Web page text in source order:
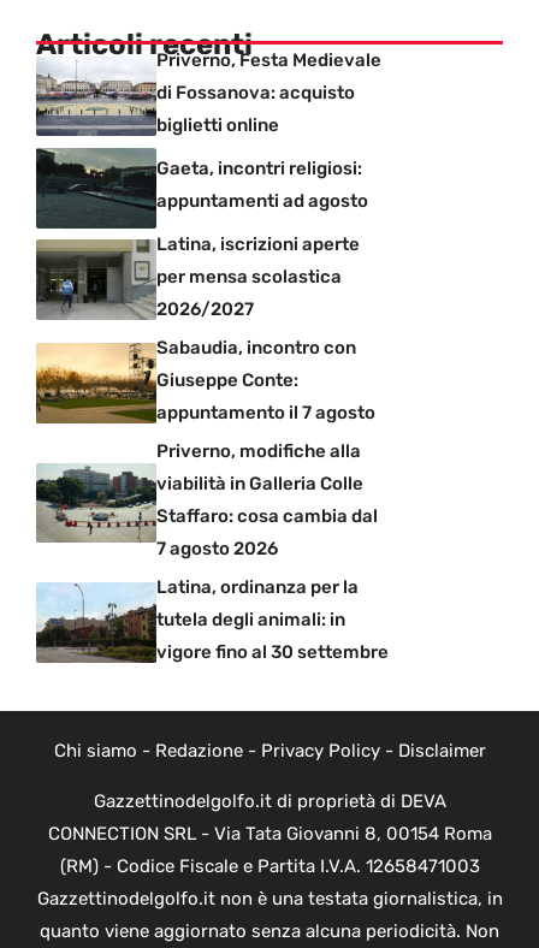
Articoli recentiPriverno, Festa Medievale
di Fossanova: acquisto
biglietti online
Gaeta, incontri religiosi:
appuntamenti ad agosto
Latina, iscrizioni aperte
per mensa scolastica
2026/2027
Sabaudia, incontro con
Giuseppe Conte:
appuntamento il 7 agosto
Priverno, modifiche alla
viabilità in Galleria Colle
Staffaro: cosa cambia dal
7 agosto 2026
Latina, ordinanza per la
tutela degli animali: in
vigore fino al 30 settembre
Chi siamo - Redazione- Privacy Policy- Disclaimer
Gazzettinodelgolfo.it di proprietà di DEVA
CONNECTION SRL - Via Tata Giovanni 8, 00154 Roma
(RM) - Codice Fiscale e Partita I.V.A. 12658471003
Gazzettinodelgolfo.it non è una testata giornalistica, in
quanto viene aggiornato senza alcuna periodicità. Non